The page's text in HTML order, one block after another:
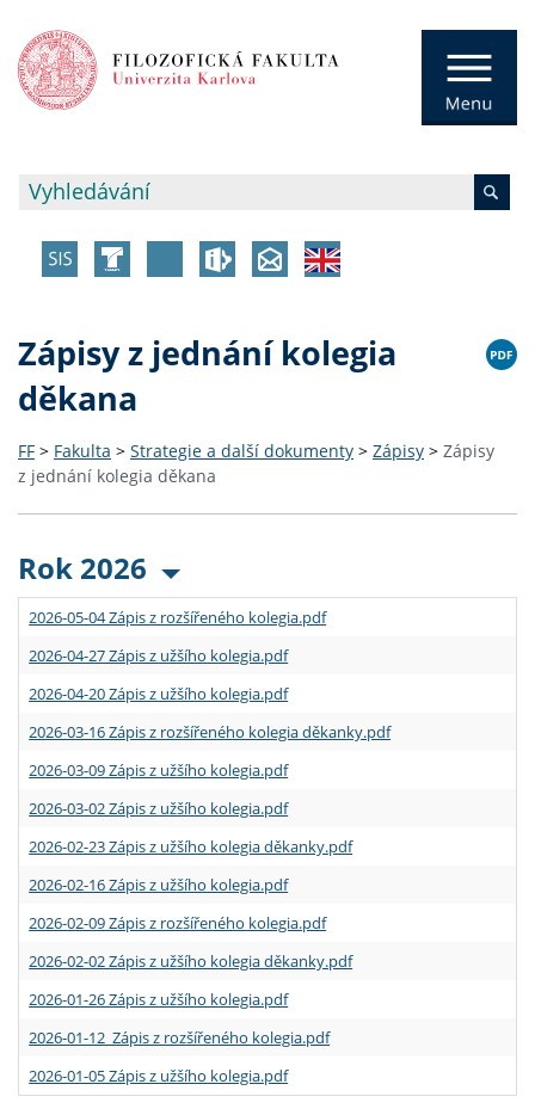
Zápisy z jednání kolegia
děkana
FF > Fakulta > Strategie a další dokumenty > Zápisy > Zápisy
z jednání kolegia děkana
Rok 2026
2026-05-04 Zápis z rozšířeného kolegia.pdf
2026-04-27 Zápis z užšího kolegia.pdf
2026-04-20 Zápis z užšího kolegia.pdf
2026-03-16 Zápis z rozšířeného kolegia děkanky.pdf
2026-03-09 Zápis z užšího kolegia.pdf
2026-03-02 Zápis z užšího kolegia.pdf
2026-02-23 Zápis z užšího kolegia děkanky.pdf
2026-02-16 Zápis z užšího kolegia.pdf
2026-02-09 Zápis z rozšířeného kolegia.pdf
2026-02-02 Zápis z užšího kolegia děkanky.pdf
2026-01-26 Zápis z užšího kolegia.pdf
2026-01-12 Zápis z rozšířeného kolegia.pdf
2026-01-05 Zápis z užšího kolegia.pdf